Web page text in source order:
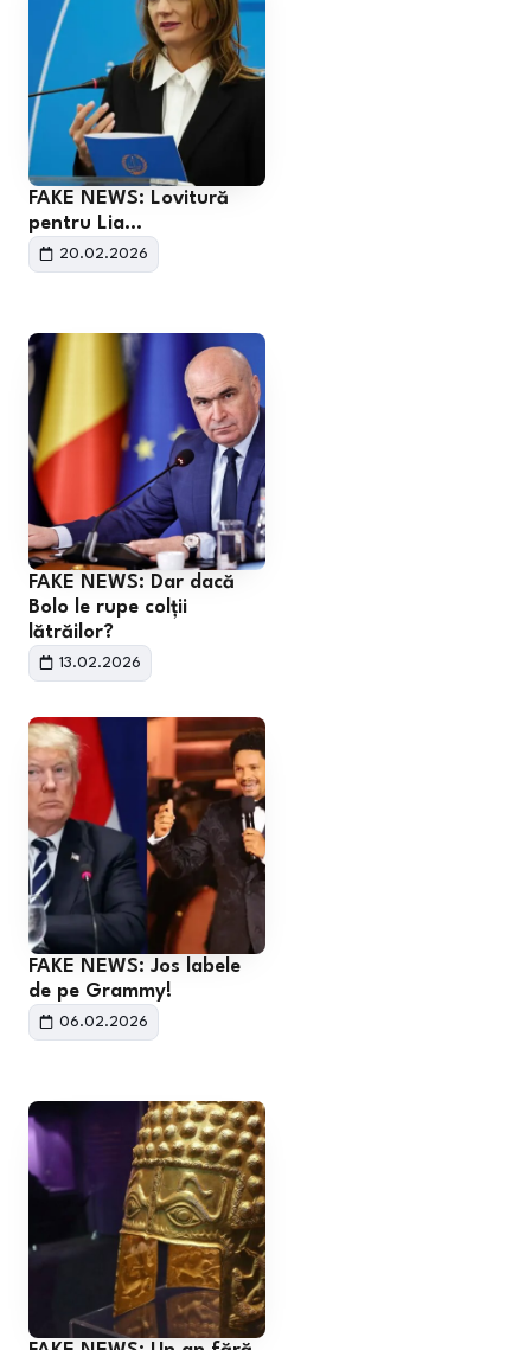
FAKE NEWS: Lovitură
pentru Lia…
20.02.2026
FAKE NEWS: Dar dacă
Bolo le rupe colții
lătrăilor?
13.02.2026
FAKE NEWS: Jos labele
de pe Grammy!
06.02.2026